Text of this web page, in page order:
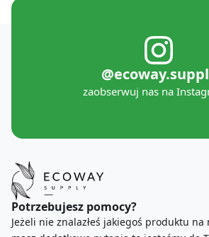
zaobserwuj nas na
Potrzebujesz pomocy?
Jeżeli nie znalazłeś jakiegoś produktu